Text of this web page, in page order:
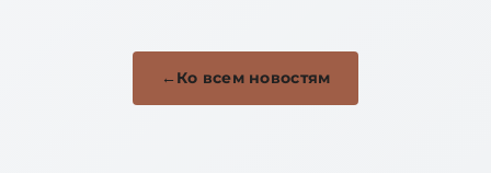
Ко всем новостям